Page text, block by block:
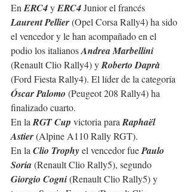
En ERC4 y ERC4 Junior el francés
Laurent Pellier (Opel Corsa Rally4) ha sido
el vencedor y le han acompañado en el
podio los italianos Andrea Marbellini
(Renault Clio Rally4) y Roberto Daprà
(Ford Fiesta Rally4). El líder de la categoría
Óscar Palomo (Peugeot 208 Rally4) ha
finalizado cuarto.
En la RGT Cup victoria para Raphaël
Astier (Alpine A110 Rally RGT).
En la Clio Trophy el vencedor fue Paulo
Soria (Renault Clio Rally5), segundo
Giorgio Cogni (Renault Clio Rally5) y